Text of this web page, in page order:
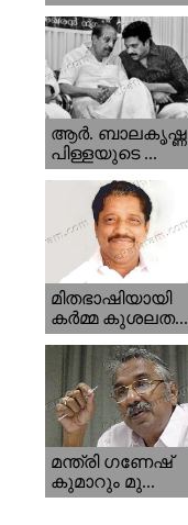
ആര്‍. ബാലകൃഷ്ണ
പിള്ളയുടെ ...
മിതഭാഷിയായി
കര്‍മ്മ കുശലത...
മന്ത്രി ഗണേഷ്‌
കുമാറും മു...